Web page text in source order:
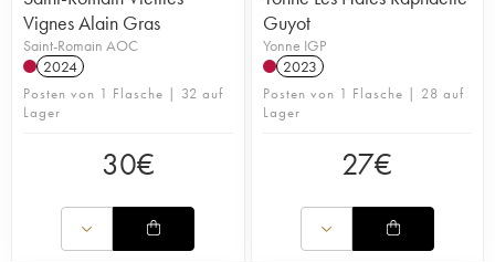
Vignes Alain Gras
Saint-Romain AOC
2024
Posten von 1 Flasche | 32 auf
Lager
30€
Guyot
Yonne IGP
2023
Posten von 1 Flasche | 28 auf
Lager
27€